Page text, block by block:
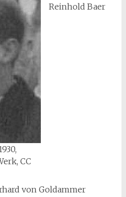
CC
Reinhold Baer
von Goldammer